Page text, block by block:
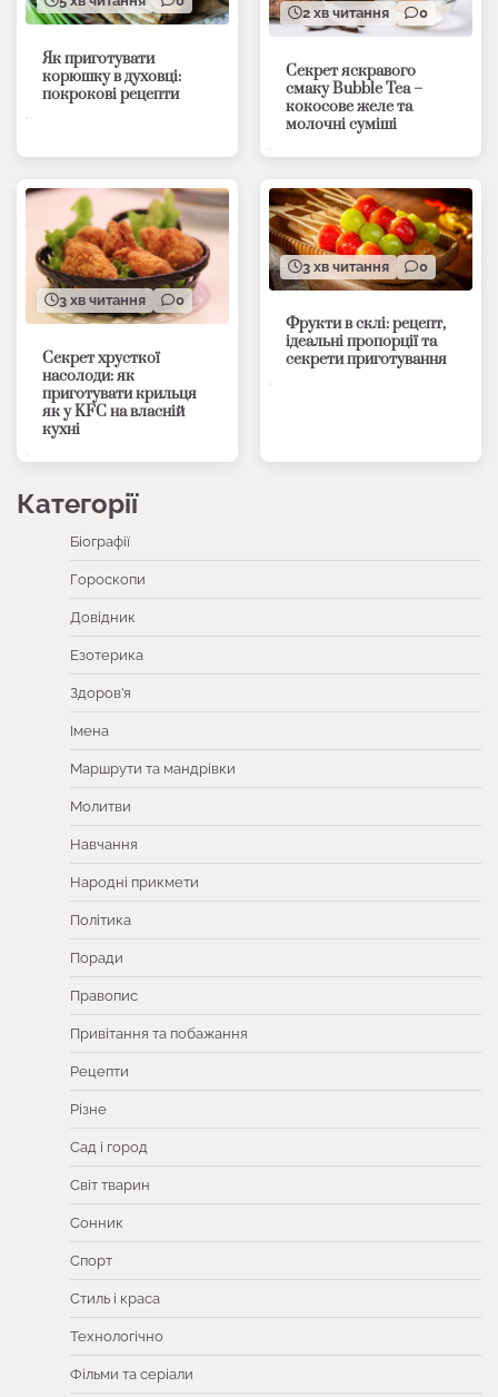
Як приготувати
корюшку в духовці:
покрокові рецепти
2 хв читання 0
Секрет яскравого
смаку Bubble Tea –
кокосове желе та
молочні суміші
3 хв читання 0
Секрет хрусткої
насолоди: як
приготувати крильця
як у KFC на власній
кухні
3 хв читання 0
Фрукти в склі: рецепт,
ідеальні пропорції та
секрети приготування
Категорії
Біографії
Гороскопи
Довідник
Езотерика
Здоров’я
Імена
Маршрути та мандрівки
Молитви
Навчання
Народні прикмети
Політика
Поради
Правопис
Привітання та побажання
Рецепти
Різне
Сад і город
Світ тварин
Сонник
Спорт
Стиль і краса
Технологічно
Фільми та серіали